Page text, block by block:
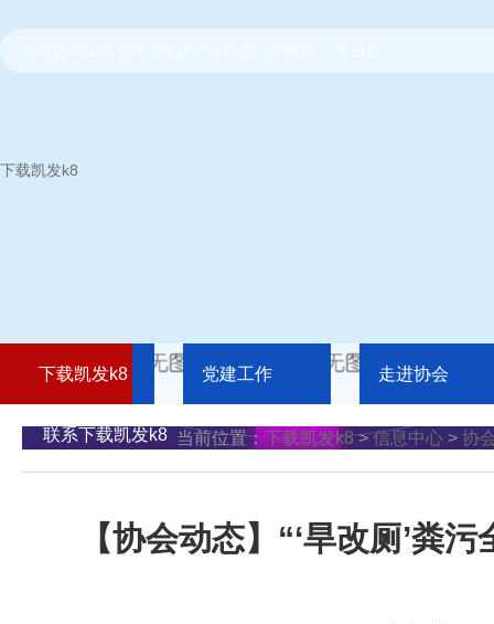
下载凯发k8
下载凯发k8 党建工作 走进协会
联系下载凯发k8 当前位置： 下载凯发k8>信息中心 > 协
【协会动态】“‘旱改厕’粪